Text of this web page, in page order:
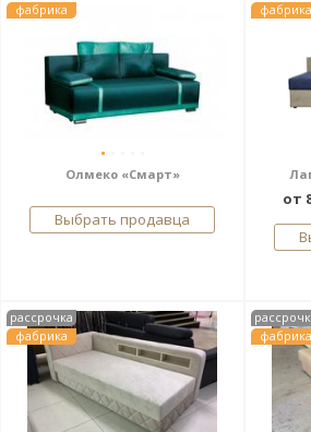
фабрика
Олмеко «Смарт»
Выбрать продавца
фабрика
от
рассрочка
фабрика
фабрика